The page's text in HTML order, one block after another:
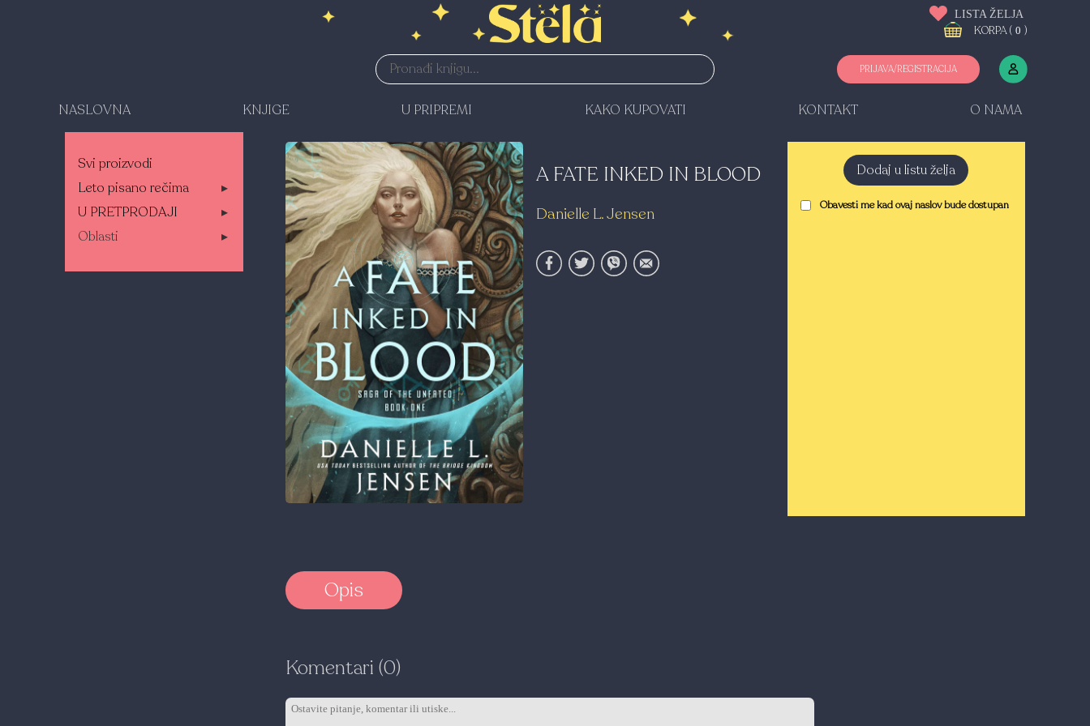
PRIJAVA/REGISTRACIJA
LISTA ŽELJA
KORPA ( 0 )
NASLOVNA KNJIGE U PRIPREMI KAKO KUPOVATI KONTAKT O NAMA
Svi proizvodi
Leto pisano rečima
▸
U PRETPRODAJI
▸
Oblasti
▸
A FATE INKED IN BLOOD
Danielle L. Jensen
Dodaj u listu želja
Obavesti me kad ovaj naslov bude dostupan
Opis
Komentari (0)